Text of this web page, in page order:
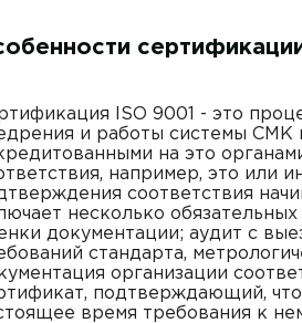
ISO 9001 - это
и работы системы СМК
на это
например, это или
соответствия
несколько
документации; аудит с
стандарта,
организации
подтверждающий,
время требования к